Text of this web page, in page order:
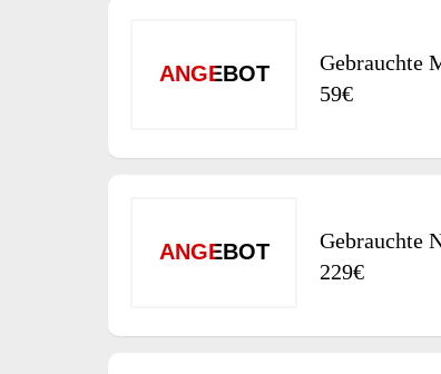
ANGEBOT
Gebrauchte
59€
ANGEBOT
Gebrauchte
229€